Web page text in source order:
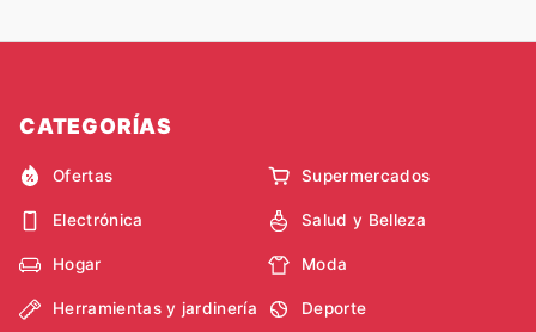
CATEGORÍAS
Ofertas Supermercados
Electrónica Salud y Belleza
Hogar Moda
Herramientas y jardinería Deporte